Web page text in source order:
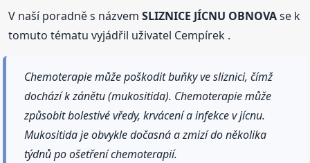
V naší poradně s názvemSLIZNICE JÍCNU OBNOVAse k
tomuto tématu vyjádřil uživatel Cempírek .
Chemoterapie může poškodit buňky ve sliznici, čímž
dochází k zánětu (mukositida). Chemoterapie může
způsobit bolestivé vředy, krvácení a infekce v jícnu.
Mukositida je obvykle dočasná a zmizí do několika
týdnů po ošetření chemoterapií.